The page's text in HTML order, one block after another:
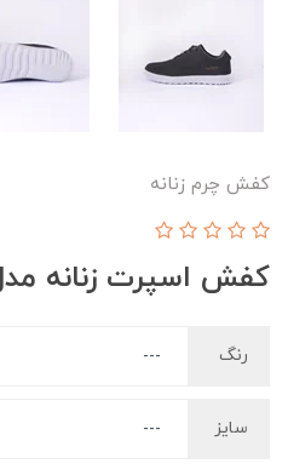
کفش چرم زنانه
کفش اسپرت زنانه
رنگ
سایز